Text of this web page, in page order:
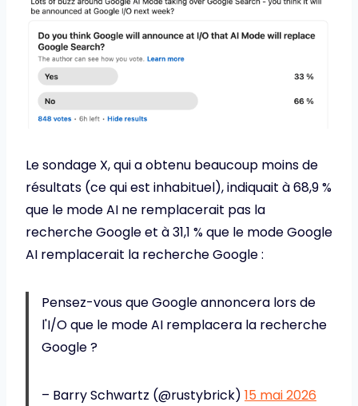
Le sondage X, qui a obtenu beaucoup moins de
résultats (ce qui est inhabituel), indiquait à 68,9 %
que le mode AI ne remplacerait pas la
recherche Google et à 31,1 % que le mode Google
AI remplacerait la recherche Google :
Pensez-vous que Google annoncera lors de
l'I/O que le mode AI remplacera la recherche
Google ?
– Barry Schwartz (@rustybrick) 15 mai 2026